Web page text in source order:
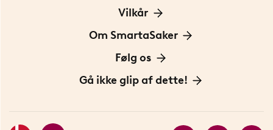
Kontakt os
Vilkår
Information om cookies
Privatlivspolitik
Om SmartaSaker
Om os
Vores historie
Følg os
Opfindere
Gå ikke glip af dette!